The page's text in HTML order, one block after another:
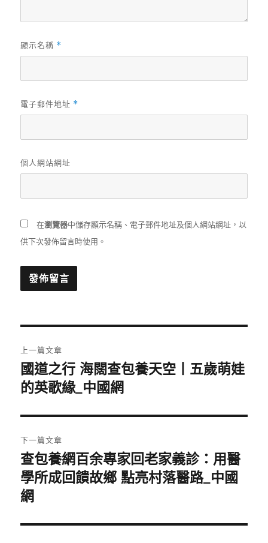
顯示名稱 *
電子郵件地址 *
個人網站網址
在瀏覽器中儲存顯示名稱、電子郵件地址及個人網站網址，以
供下次發佈留言時使用。
章
導
覽
上一篇文章
上
一
文
章:
國道之行 海闊查包養天空丨五歲萌娃
的英歌緣_中國網
下一篇文章
下
一
篇
章:
查包養網百余專家回老家義診：用醫
學所成回饋故鄉 點亮村落醫路_中國
網